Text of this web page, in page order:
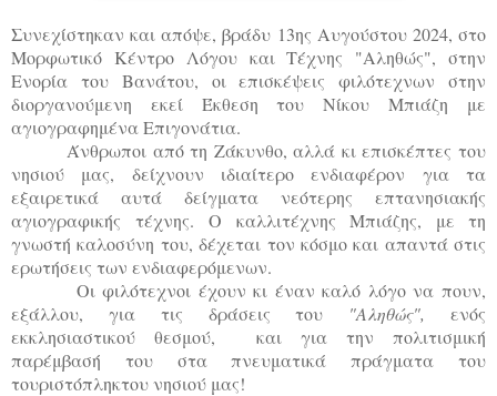
Συνεχίστηκαν και απόψε, βράδυ 13ης Αυγούστου 2024, στο
Μορφωτικό Κέντρο Λόγου και Τέχνης "Αληθώς", στην
Ενορία του Βανάτου, οι επισκέψεις φιλότεχνων στην
διοργανούμενη εκεί Έκθεση του Νίκου Μπιάζη με
αγιογραφημένα Επιγονάτια.
Άνθρωποι από τη Ζάκυνθο, αλλά κι επισκέπτες του
νησιού μας, δείχνουν ιδιαίτερο ενδιαφέρον για τα
εξαιρετικά αυτά δείγματα νεότερης επτανησιακής
αγιογραφικής τέχνης. Ο καλλιτέχνης Μπιάζης, με τη
γνωστή καλοσύνη του, δέχεται τον κόσμο και απαντά στις
ερωτήσεις των ενδιαφερόμενων.
Οι φιλότεχνοι έχουν κι έναν καλό λόγο να πουν,
εξάλλου, για τις δράσεις του "Αληθώς",ενός
εκκλησιαστικού θεσμού,
και για την πολιτισμική
παρέμβασή του στα πνευματικά πράγματα του
τουριστόπληκτου νησιού μας!